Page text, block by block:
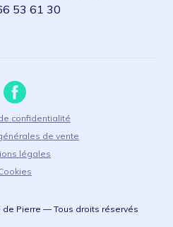
53 61 30
confidentialité
de vente
légales
Pierre — Tous droits réservés